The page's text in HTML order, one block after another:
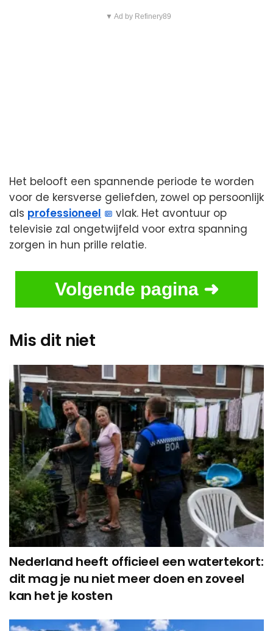
▼ Ad by Refinery89
Het belooft een spannende periode te worden
voor de kersverse geliefden, zowel op persoonlijk
als professioneel
vlak. Het avontuur op
televisie zal ongetwijfeld voor extra spanning
zorgen in hun prille relatie.
Volgende pagina ➜
Mis dit niet
Nederland heeft officieel een watertekort:
dit mag je nu niet meer doen en zoveel
kan het je kosten